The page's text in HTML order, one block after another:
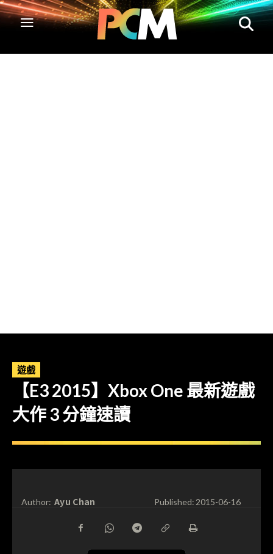
遊戲
【E3 2015】Xbox One 最新遊戲
大作 3 分鐘速讀
Author: Ayu Chan Published:2015-06-16